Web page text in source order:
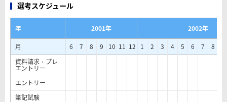
選考スケジュール
年 2001年
2002年
月
6 7 8 9 10 11 12 1 2 3 4 5 6 7 8
資料請求・プレ
エントリー
エントリー
筆記試験